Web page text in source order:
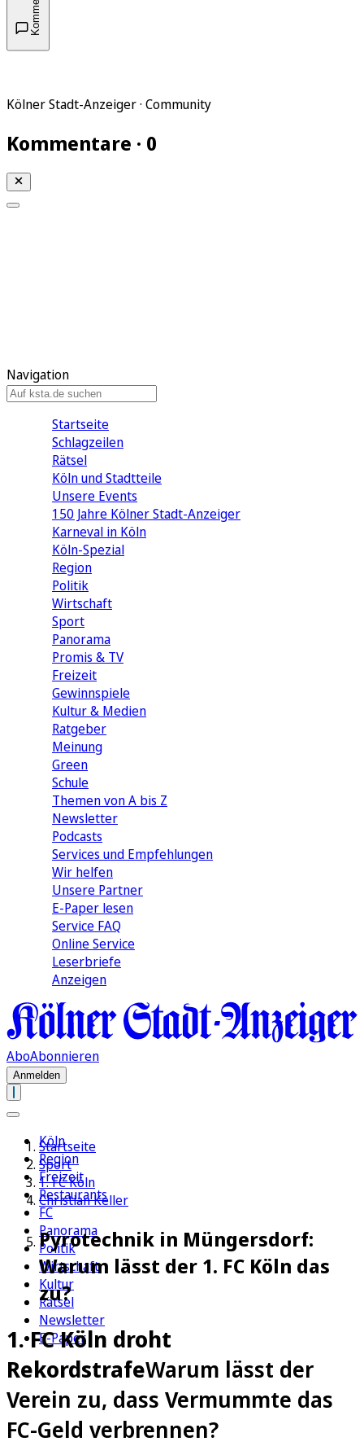
Kölner Stadt-Anzeiger · Community
Kommentare · 0
Navigation
Startseite
Schlagzeilen
Rätsel
Köln und Stadtteile
Unsere Events
150 Jahre Kölner Stadt-Anzeiger
Karneval in Köln
Köln-Spezial
Region
Politik
Wirtschaft
Sport
Panorama
Promis & TV
Freizeit
Gewinnspiele
Kultur & Medien
Ratgeber
Meinung
Green
Schule
Themen von A bis Z
Newsletter
Podcasts
Services und Empfehlungen
Wir helfen
Unsere Partner
E-Paper lesen
Service FAQ
Online Service
Leserbriefe
Anzeigen
AboAbonnieren
Anmelden
Köln
Region
Freizeit
Restaurants
FC
Panorama
Politik
Wirtschaft
Kultur
Rätsel
Newsletter
E-Paper
Startseite
Sport
1. FC Köln
Christian Keller
Pyrotechnik in Müngersdorf:
Warum lässt der 1. FC Köln das
zu?
1. FC Köln droht
RekordstrafeWarum lässt der
Verein zu, dass Vermummte das
FC-Geld verbrennen?